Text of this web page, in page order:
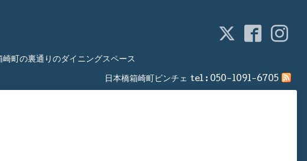
町の裏通りのダイニングスペース
日本橋箱崎町ビンチェ tel : 050-1091-6705